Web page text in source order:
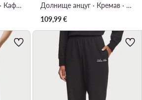
Текстилни панталони · Кафяв · Regular Fit
Долнище анцуг · Кремав · Regular Fit
109,99€